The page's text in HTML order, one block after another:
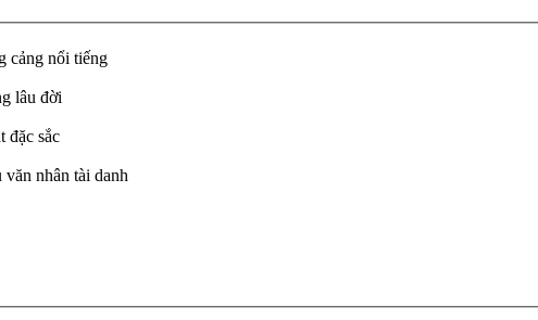
cảng nổi tiếng
lâu đời
đặc sắc
nhân tài danh